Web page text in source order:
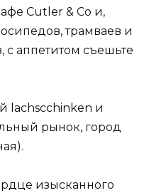
Cutler & Co и,
трамваев и
с аппетитом съешьте
lachscchinken и
рынок, город
изысканного